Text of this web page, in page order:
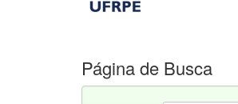
Página de Busca